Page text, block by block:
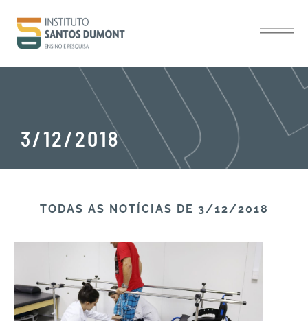
3/12/2018
TODAS AS NOTÍCIAS​ DE 3/12/2018